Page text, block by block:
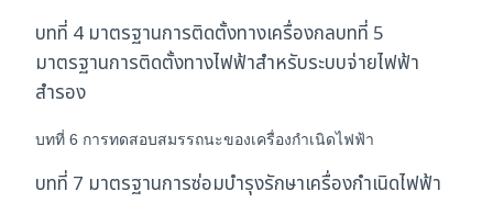
บทที่ 4 มาตรฐานการติดตั้งทางเครื่องกลบทที่ 5
มาตรฐานการติดตั้งทางไฟฟ้าสำหรับระบบจ่ายไฟฟ้า
สำรอง
บทที่ 6 การทดสอบสมรรถนะของเครื่องกำเนิดไฟฟ้า
บทที่ 7 มาตรฐานการซ่อมบำรุงรักษาเครื่องกำเนิดไฟฟ้า